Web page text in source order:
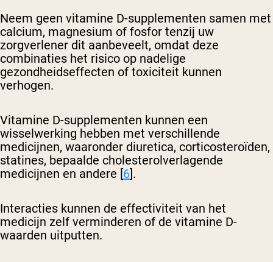
Neem geen vitamine D-supplementen samen met
calcium, magnesium of fosfor tenzij uw
zorgverlener dit aanbeveelt, omdat deze
combinaties het risico op nadelige
gezondheidseffecten of toxiciteit kunnen
verhogen.
Vitamine D-supplementen kunnen een
wisselwerking hebben met verschillende
medicijnen, waaronder diuretica, corticosteroïden,
statines, bepaalde cholesterolverlagende
medicijnen en andere [6].
Interacties kunnen de effectiviteit van het
medicijn zelf verminderen of de vitamine D-
waarden uitputten.